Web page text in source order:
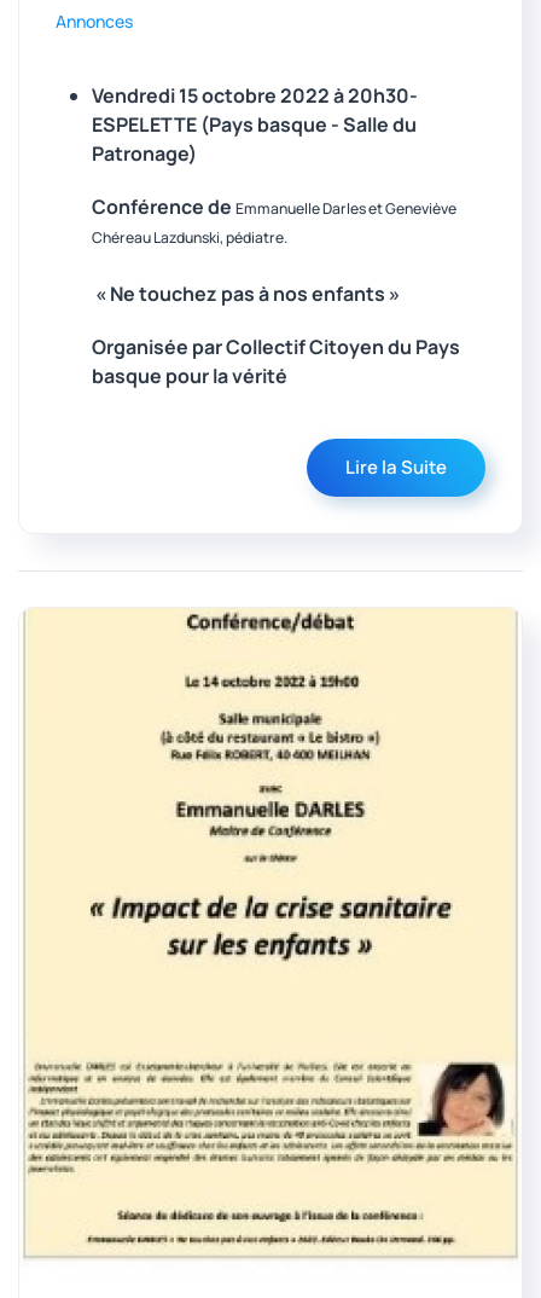
Annonces
Vendredi 15 octobre 2022 à 20h30-
ESPELETTE (Pays basque - Salle du
Patronage)
Conférencede Emmanuelle Darles et Geneviève
Chéreau Lazdunski, pédiatre.
« Ne touchez pas à nos enfants »
Organisée par Collectif Citoyen du Pays
basque pour la vérité
Lire la Suite